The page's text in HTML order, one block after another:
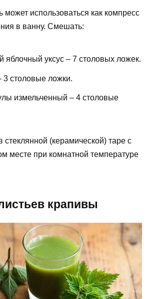
может использоваться как компресс
в ванну. Смешать:
яблочный уксус – 7 столовых ложек.
столовые ложки.
измельченный – 4 столовые
стеклянной (керамической) таре с
месте при комнатной температуре
крапивы